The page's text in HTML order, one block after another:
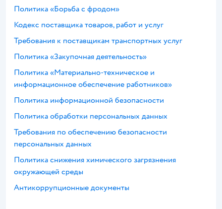
Политика «Борьба с фродом»
Кодекс поставщика товаров, работ и услуг
Требования к поставщикам транспортных услуг
Политика «Закупочная деятельность»
Политика «Материально-техническое и
информационное обеспечение работников»
Политика информационной безопасности
Политика обработки персональных данных
Требования по обеспечению безопасности
персональных данных
Политика снижения химического загрязнения
окружающей среды
Антикоррупционные документы